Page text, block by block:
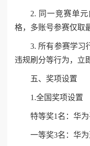
2. 同一竞赛单
格，多账号参赛仅取
3. 所有参赛学习
违规刷分等行为，立
五、奖项设置
1.全国奖项设置
特等奖1名：华
一等奖3名：华